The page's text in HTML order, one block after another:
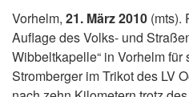
Vorhelm, 21. März 2010 (mts).
Auflage des Volks- und
Wibbeltkapelle“ in Vorhelm
Stromberger im Trikot des LV